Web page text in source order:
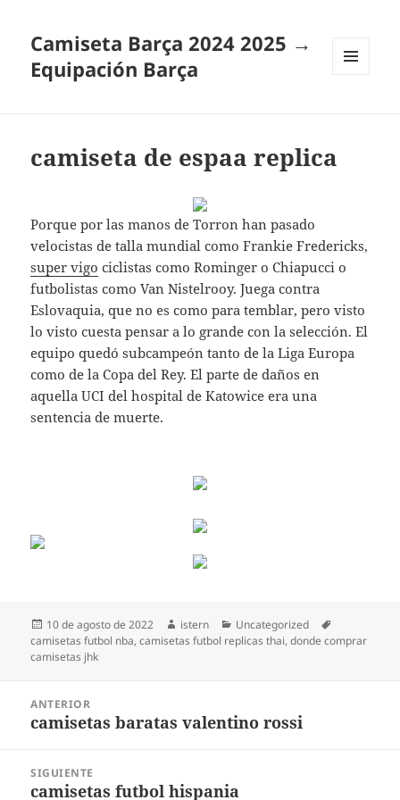
Camiseta Barça 2024 2025 →
Equipación Barça
camiseta de espaa replica
Porque por las manos de Torron han pasado
velocistas de talla mundial como Frankie Fredericks,
super vigo ciclistas como Rominger o Chiapucci o
futbolistas como Van Nistelrooy. Juega contra
Eslovaquia, que no es como para temblar, pero visto
lo visto cuesta pensar a lo grande con la selección. El
equipo quedó subcampeón tanto de la Liga Europa
como de la Copa del Rey. El parte de daños en
aquella UCI del hospital de Katowice era una
sentencia de muerte.
Publicado
el
10 de agosto de 2022 Autor
istern Categorías
Uncategorized
camisetas futbol nba,camisetas futbol replicas thai,donde comprar
camisetas jhk
entradas
ANTERIOR
Entrada
camisetas baratas valentino rossi
SIGUIENTE
Entrada
camisetas futbol hispania